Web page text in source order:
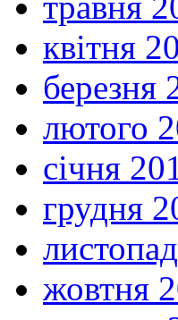
квітня
березня
лютого
січня
грудня
жовтня